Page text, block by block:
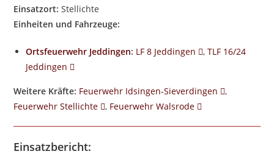
Einsatzort: Stellichte
Einheiten und Fahrzeuge:
Ortsfeuerwehr Jeddingen: LF 8 Jeddingen ,TLF 16/24
Jeddingen
Weitere Kräfte: Feuerwehr Idsingen-Sieverdingen
,
Feuerwehr Stellichte
, Feuerwehr Walsrode
Einsatzbericht: